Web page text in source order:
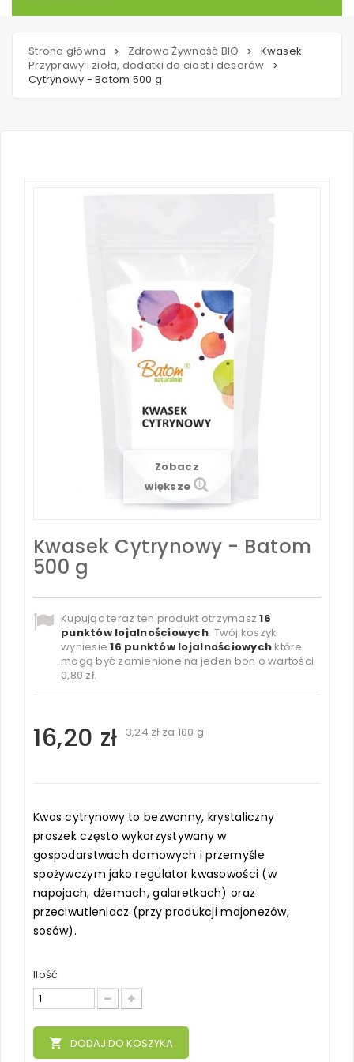
Strona główna > Zdrowa Żywność BIO
>
Przyprawy i zioła, dodatki do ciast i deserów
>
Kwasek
Cytrynowy - Batom 500 g
Zobacz
większe
Kwasek Cytrynowy - Batom
500 g
Kupując teraz ten produkt otrzymasz16
punktów lojalnościowych. Twój koszyk
wyniesie16 punktów lojalnościowych które
mogą być zamienione na jeden bon o wartości
0,80 zł.
16,20 zł 3,24 zł za 100 g
Kwas cytrynowy to bezwonny, krystaliczny
proszek często wykorzystywany w
gospodarstwach domowych i przemyśle
spożywczym jako regulator kwasowości (w
napojach, dżemach, galaretkach) oraz
przeciwutleniacz (przy produkcji majonezów,
sosów).
Ilość
local_grocery_store DODAJ DO KOSZYKA